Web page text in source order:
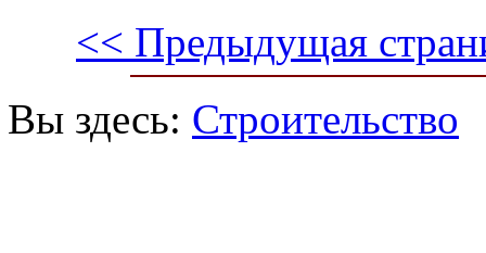
<< Предыдущая
Вы здесь: Строительство